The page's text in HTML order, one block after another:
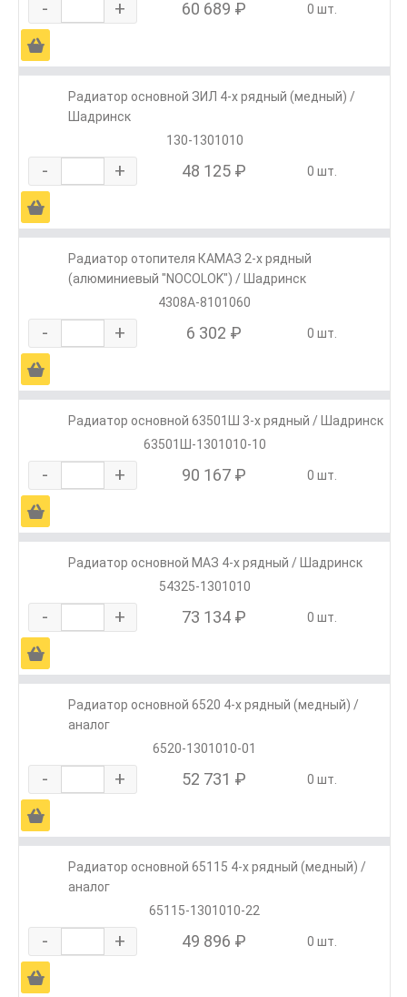
- + 60 689 ₽ 0 шт.
Ä
Радиатор основной ЗИЛ 4-х рядный (медный) /
Шадринск
130-1301010
- + 48 125 ₽ 0 шт.
Ä
Радиатор отопителя КАМАЗ 2-х рядный
(алюминиевый "NOCOLOK") / Шадринск
4308А-8101060
- + 6 302 ₽ 0 шт.
Ä
Радиатор основной 63501Ш 3-х рядный / Шадринск
63501Ш-1301010-10
- + 90 167 ₽ 0 шт.
Ä
Радиатор основной МАЗ 4-х рядный / Шадринск
54325-1301010
- + 73 134 ₽ 0 шт.
Ä
Радиатор основной 6520 4-х рядный (медный) /
аналог
6520-1301010-01
- + 52 731 ₽ 0 шт.
Ä
Радиатор основной 65115 4-х рядный (медный) /
аналог
65115-1301010-22
- + 49 896 ₽ 0 шт.
Ä